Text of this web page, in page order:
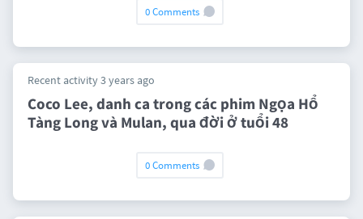
0 Comments
Recent activity 3 years ago
Coco Lee, danh ca trong các phim Ngọa Hổ
Tàng Long và Mulan, qua đời ở tuổi 48
0 Comments